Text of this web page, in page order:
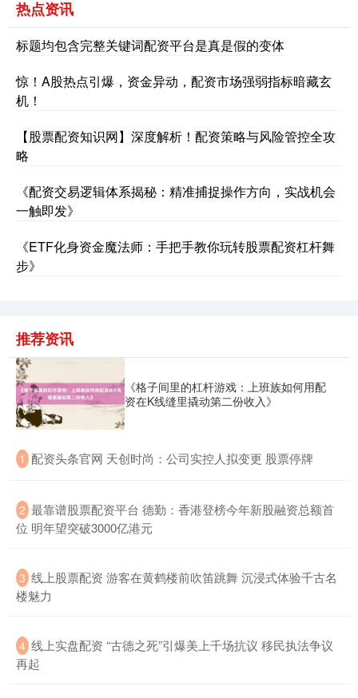
深证成指 14110.12 -34.08 -0.24%
沪深300
1122.88 +3.42
热点资讯
标题均包含完整关键词配资平台是真是假的变体
惊！A股热点引爆，资金异动，配资市场强弱指标暗藏玄
机！
【股票配资知识网】深度解析！配资策略与风险管控全攻
略
《配资交易逻辑体系揭秘：精准捕捉操作方向，实战机会
一触即发》
《ETF化身资金魔法师：手把手教你玩转股票配资杠杆舞
步》
推荐资讯
《格子间里的杠杆游戏：上班族如何用配
资在K线缝里撬动第二份收入》
1 ​配资头条官网 天创时尚：公司实控人拟变更 股票停牌
2 ​最靠谱股票配资平台 德勤：香港登榜今年新股融资总额首
位 明年望突破3000亿港元
3 ​线上股票配资 游客在黄鹤楼前吹笛跳舞 沉浸式体验千古名
楼魅力
4 ​线上实盘配资 “古德之死”引爆美上千场抗议 移民执法争议
再起